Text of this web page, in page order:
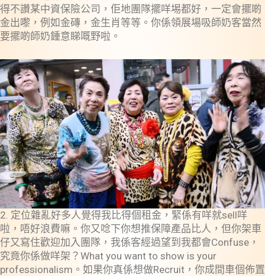
得不讚某中資保險公司，佢地團隊擺咩埸都好，一定會擺啲
金出嚟，例如金磚，金生肖等等。你係領展場吸師奶客當然
要擺啲師奶鍾意睇嘅野啦。
2. 定位雜亂好多人覺得我比得個租金，緊係有咩就sell咩
啦，唔好浪費嘛。你又唸下你想推保障產品比人，但你架車
仔又寫住歡迎加入團隊，我係客經過望到我都會Confuse，
究竟你係做咩架？What you want to show is your
professionalism。如果你真係想做Recruit，你成間車個佈置